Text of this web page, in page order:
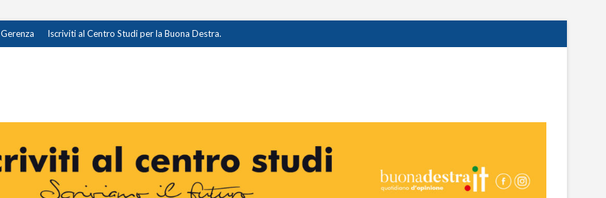
Gerenza Iscriviti al Centro Studi per la Buona Destra.